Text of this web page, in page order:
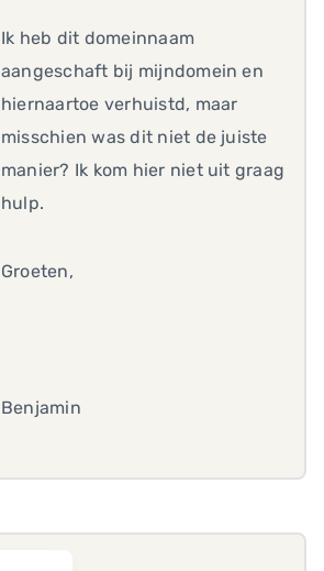
Ik heb dit domeinnaam
aangeschaft bij mijndomein en
hiernaartoe verhuistd, maar
misschien was dit niet de juiste
manier? Ik kom hier niet uit graag
hulp.
Groeten,
Benjamin